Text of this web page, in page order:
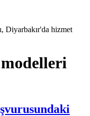
Diyarbakır'da hizmet